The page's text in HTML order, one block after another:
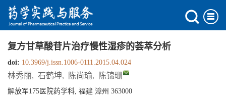
复方甘草酸苷片治疗慢性湿疹的荟萃分析
doi: 10.3969/j.issn.1006-0111.2015.04.024
林秀丽, 石鹤坤, 陈尚瑜, 陈锦珊
解放军175医院药学科, 福建 漳州 363000